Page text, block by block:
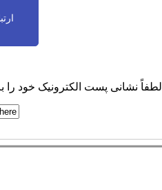
لطفاً نشانی پست الکترونیک خود را